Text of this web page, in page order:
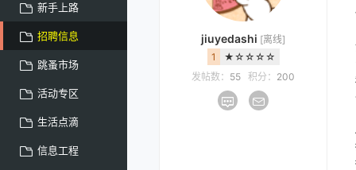
新手上路
招聘信息
跳蚤市场
活动专区
生活点滴
信息工程
jiuyedashi [离线]
1
★☆☆☆☆
发帖数： 55 积分： 200